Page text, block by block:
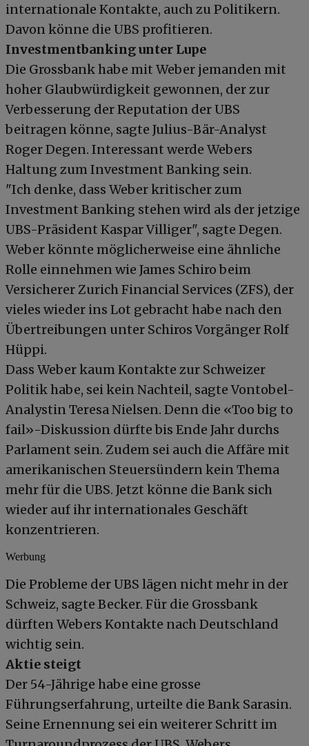
internationale Kontakte, auch zu Politikern.
Davon könne die UBS profitieren.
Investmentbanking unter Lupe
Die Grossbank habe mit Weber jemanden mit
hoher Glaubwürdigkeit gewonnen, der zur
Verbesserung der Reputation der UBS
beitragen könne, sagte Julius-Bär-Analyst
Roger Degen. Interessant werde Webers
Haltung zum Investment Banking sein.
"Ich denke, dass Weber kritischer zum
Investment Banking stehen wird als der jetzige
UBS-Präsident Kaspar Villiger", sagte Degen.
Weber könnte möglicherweise eine ähnliche
Rolle einnehmen wie James Schiro beim
Versicherer Zurich Financial Services (ZFS), der
vieles wieder ins Lot gebracht habe nach den
Übertreibungen unter Schiros Vorgänger Rolf
Hüppi.
Dass Weber kaum Kontakte zur Schweizer
Politik habe, sei kein Nachteil, sagte Vontobel-
Analystin Teresa Nielsen. Denn die «Too big to
fail»-Diskussion dürfte bis Ende Jahr durchs
Parlament sein. Zudem sei auch die Affäre mit
amerikanischen Steuersündern kein Thema
mehr für die UBS. Jetzt könne die Bank sich
wieder auf ihr internationales Geschäft
konzentrieren.
Werbung
Die Probleme der UBS lägen nicht mehr in der
Schweiz, sagte Becker. Für die Grossbank
dürften Webers Kontakte nach Deutschland
wichtig sein.
Aktie steigt
Der 54-Jährige habe eine grosse
Führungserfahrung, urteilte die Bank Sarasin.
Seine Ernennung sei ein weiterer Schritt im